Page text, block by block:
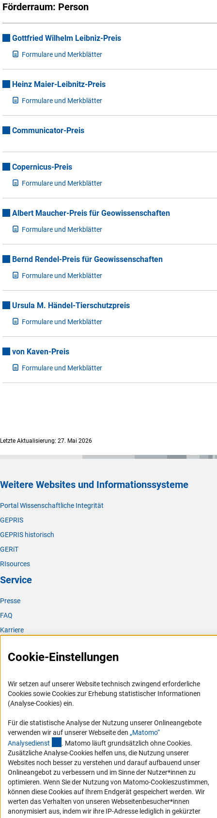
Förderraum: Person
Gottfried Wilhelm Leibniz-Preis
Formulare und Merkblätter
Heinz Maier-Leibnitz-Preis
Formulare und Merkblätter
Communicator-Preis
Copernicus-Preis
Formulare und Merkblätter
Albert Maucher-Preis für Geowissenschaften
Formulare und Merkblätter
Bernd Rendel-Preis für Geowissenschaften
Formulare und Merkblätter
Ursula M. Händel-Tierschutzpreis
Formulare und Merkblätter
von Kaven-Preis
Formulare und Merkblätter
Letzte Aktualisierung: 27. Mai 2026
Weitere Websites und Informationssysteme
Portal Wissenschaftliche Integrität
GEPRIS
GEPRIS historisch
GERiT
RIsources
Service
Presse
FAQ
Karriere
RSS-Feeds
Vergabeverfahren
Barrierefreiheit
Service und Informationen für Menschen mit Behinderungen
Erklärung zur Barrierefreiheit
Barriere melden
DFG-aktuell
Erhalten Sie Neuigkeiten aus der DFG direkt in Ihr Mailpostfach oder
schauen Sie sich die Ausgaben online an.
Cookie-Einstellungen
Wir setzen auf unserer Website technisch zwingend erforderliche
Cookies sowie Cookies zur Erhebung statistischer Informationen
(Analyse-Cookies) ein.
Für die statistische Analyse der Nutzung unserer Onlineangebote
verwenden wir auf unserer Webseite den „Matomo“
Analysedienst (externer Link)
. Matomo läuft grundsätzlich ohne Cookies.
Zusätzliche Analyse-Cookies helfen uns, die Nutzung unserer
Websites noch besser zu verstehen und darauf aufbauend unser
Onlineangebot zu verbessern und im Sinne der Nutzer*innen zu
optimieren. Wenn Sie der Nutzung von Matomo-Cookieszustimmen,
können diese Cookies auf Ihrem Endgerät gespeichert werden. Wir
werten das Verhalten von unseren Webseitenbesucher*innen
anonymisiert aus, indem wir ihre IP-Adresse lediglich in gekürzter